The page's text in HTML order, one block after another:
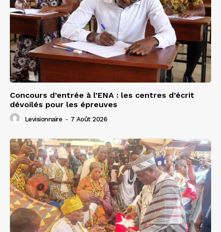
Concours d’entrée à l’ENA : les centres d’écrit
dévoilés pour les épreuves
Levisionnaire - 7 Août 2026